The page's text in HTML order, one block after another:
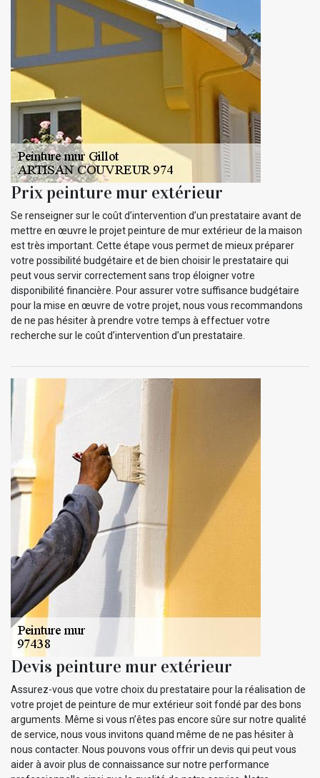
Prix peinture mur extérieur
Se renseigner sur le coût d’intervention d’un prestataire avant de
mettre en œuvre le projet peinture de mur extérieur de la maison
est très important. Cette étape vous permet de mieux préparer
votre possibilité budgétaire et de bien choisir le prestataire qui
peut vous servir correctement sans trop éloigner votre
disponibilité financière. Pour assurer votre suffisance budgétaire
pour la mise en œuvre de votre projet, nous vous recommandons
de ne pas hésiter à prendre votre temps à effectuer votre
recherche sur le coût d’intervention d’un prestataire.
Devis peinture mur extérieur
Assurez-vous que votre choix du prestataire pour la réalisation de
votre projet de peinture de mur extérieur soit fondé par des bons
arguments. Même si vous n’êtes pas encore sûre sur notre qualité
de service, nous vous invitons quand même de ne pas hésiter à
nous contacter. Nous pouvons vous offrir un devis qui peut vous
aider à avoir plus de connaissance sur notre performance